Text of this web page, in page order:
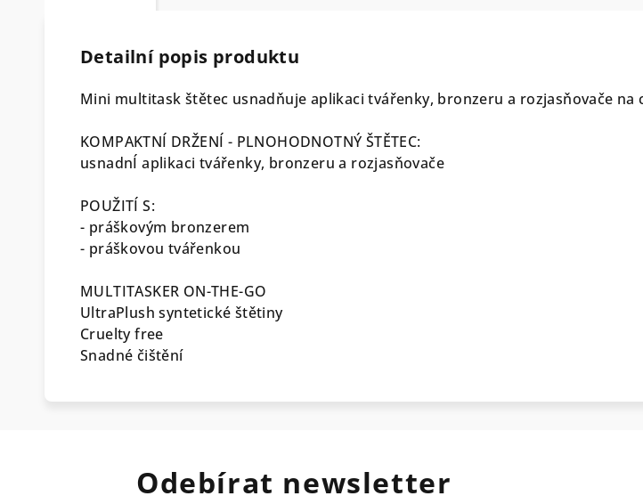
Detailní popis produktu
Mini multitask štětec usnadňuje aplikaci tvářenky, bronzeru a rozjasňovače na
KOMPAKTNÍ DRŽENÍ - PLNOHODNOTNÝ ŠTĚTEC:
usnadnÍ aplikaci tvářenky, bronzeru a rozjasňovače
POUŽITÍ S:
- práškovým bronzerem
- práškovou tvářenkou
MULTITASKER ON-THE-GO
UltraPlush syntetické štětiny
Cruelty free
Snadné čištění
Odebírat newsletter